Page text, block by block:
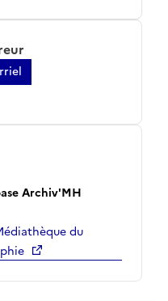
Archiv'MH
du